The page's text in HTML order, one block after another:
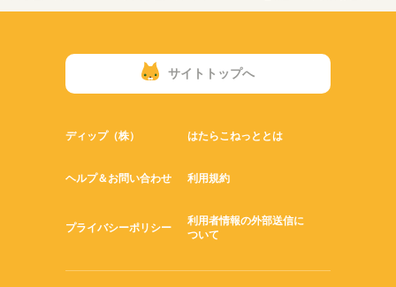
サイトトップへ
ディップ（株） はたらこねっととは
ヘルプ＆お問い合わせ 利用規約
プライバシーポリシー
利用者情報の外部送信に
ついて